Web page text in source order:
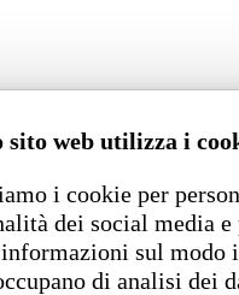
sito web utilizza i
i cookie per
dei social media
sul modo
di analisi dei